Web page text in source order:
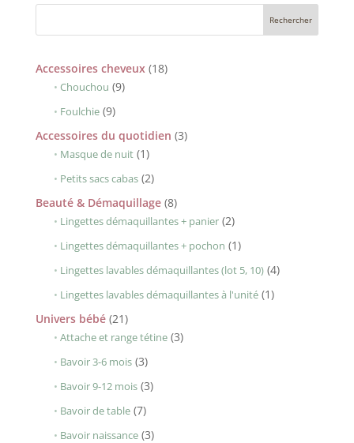
Accessoires cheveux 1818
Chouchou 99
Foulchie 99
produits
Accessoires du quotidien 33
Masque de nuit 11
produit
Petits sacs cabas 22
produits
Beauté & Démaquillage 88
produits
Lingettes démaquillantes + panier 22
produits
Lingettes démaquillantes + pochon 11
produit
Lingettes lavables démaquillantes (lot 5, 10) 44
Lingettes lavables démaquillantes à l'unité 11
Univers bébé 2121
produits
Attache et range tétine 33
Bavoir 3-6 mois 33
produits
Bavoir 9-12 mois 33
Bavoir de table 77
produits
Bavoir naissance 33